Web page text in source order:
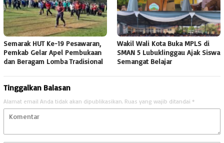
Semarak HUT Ke-19 Pesawaran,
Pemkab Gelar Apel Pembukaan
dan Beragam Lomba Tradisional
Wakil Wali Kota Buka MPLS di
SMAN 5 Lubuklinggau Ajak Siswa
Semangat Belajar
Tinggalkan Balasan
Alamat email Anda tidak akan dipublikasikan. Ruas yang wajib ditandai *